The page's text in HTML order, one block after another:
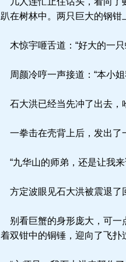
趴在树林中。两只巨大的钢
木惊宇咂舌道：“好大的一只
周颜冷哼一声接道：“本小
石大洪已经当先冲了出去，
一拳击在壳背上后，发出了
“九华山的师弟，还是让我
方定波眼见石大洪被震退了
别看巨蟹的身形庞大，可一
着双钳中的铜锤，迎向了飞扑